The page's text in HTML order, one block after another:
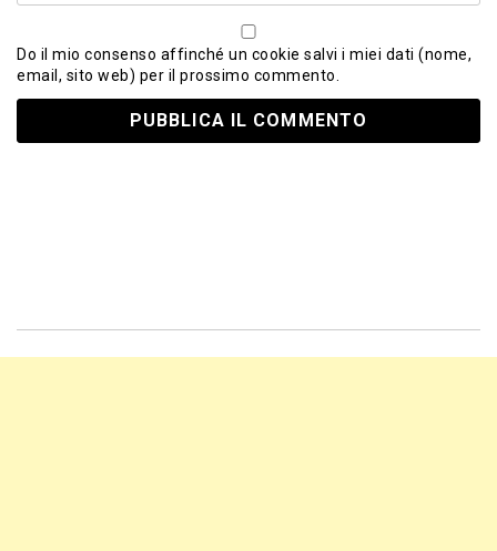
Do il mio consenso affinché un cookie salvi i miei dati (nome,
email, sito web) per il prossimo commento.